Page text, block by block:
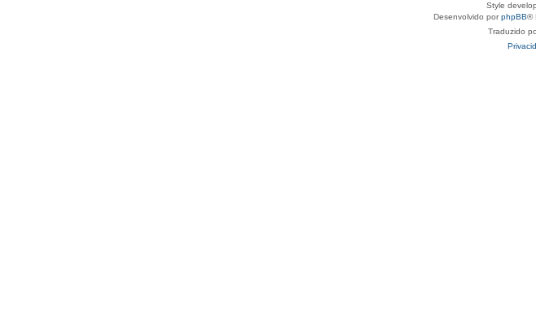
Style
Desenvolvido porphpBB®
Traduzido